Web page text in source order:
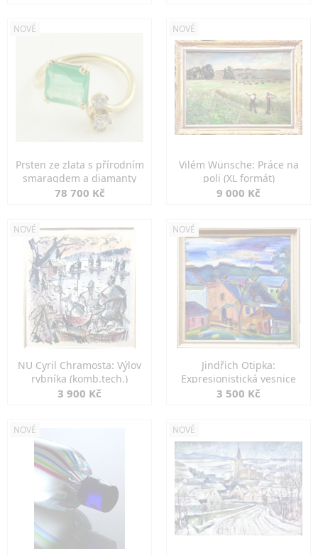
NOVÉ
Prsten ze zlata s přírodním
smaragdem a diamanty
78 700 Kč
NOVÉ
Vilém Wünsche: Práce na
poli (XL formát)
9 000 Kč
NOVÉ
NU Cyril Chramosta: Výlov
rybníka (komb.tech.)
3 900 Kč
NOVÉ
Jindřich Otipka:
Expresionistická vesnice
3 500 Kč
NOVÉ NOVÉ